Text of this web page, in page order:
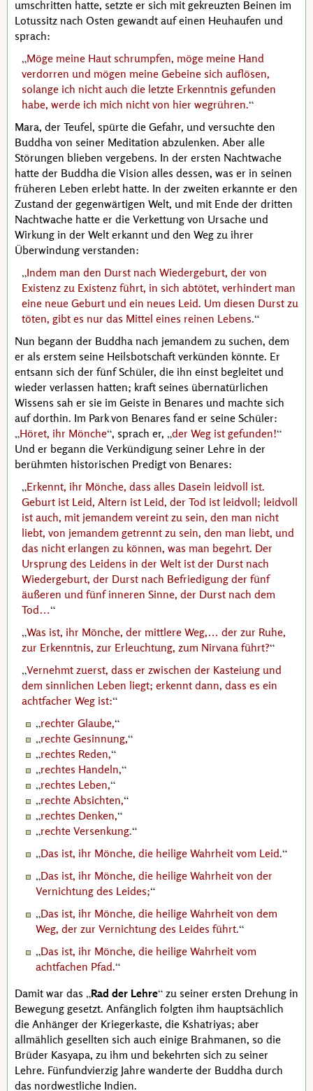
umschritten hatte, setzte er sich mit gekreuzten Beinen im
Lotussitz nach Osten gewandt auf einen Heuhaufen und
sprach:
Möge meine Haut schrumpfen, möge meine Hand
verdorren und mögen meine Gebeine sich auflösen,
solange ich nicht auch die letzte Erkenntnis gefunden
habe, werde ich mich nicht von hier wegrühren.
Mara, der Teufel, spürte die Gefahr, und versuchte den
Buddha von seiner Meditation abzulenken. Aber alle
Störungen blieben vergebens. In der ersten Nachtwache
hatte der Buddha die Vision alles dessen, was er in seinen
früheren Leben erlebt hatte. In der zweiten erkannte er den
Zustand der gegenwärtigen Welt, und mit Ende der dritten
Nachtwache hatte er die Verkettung von Ursache und
Wirkung in der Welt erkannt und den Weg zu ihrer
Überwindung verstanden:
Indem man den Durst nach Wiedergeburt, der von
Existenz zu Existenz führt, in sich abtötet, verhindert man
eine neue Geburt und ein neues Leid. Um diesen Durst zu
töten, gibt es nur das Mittel eines reinen Lebens.
Nun begann der Buddha nach jemandem zu suchen, dem
er als erstem seine Heilsbotschaft verkünden könnte. Er
entsann sich der fünf Schüler, die ihn einst begleitet und
wieder verlassen hatten; kraft seines übernatürlichen
Wissens sah er sie im Geiste in Benares und machte sich
auf dorthin. Im Park von Benares fand er seine Schüler:
Höret, ihr Mönche , sprach er, der Weg ist gefunden!
Und er begann die Verkündigung seiner Lehre in der
berühmten historischen Predigt von Benares:
Erkennt, ihr Mönche, dass alles Dasein leidvoll ist.
Geburt ist Leid, Altern ist Leid, der Tod ist leidvoll; leidvoll
ist auch, mit jemandem vereint zu sein, den man nicht
liebt, von jemandem getrennt zu sein, den man liebt, und
das nicht erlangen zu können, was man begehrt. Der
Ursprung des Leidens in der Welt ist der Durst nach
Wiedergeburt, der Durst nach Befriedigung der fünf
äußeren und fünf inneren Sinne, der Durst nach dem
Tod…
Was ist, ihr Mönche, der mittlere Weg,… der zur Ruhe,
zur Erkenntnis, zur Erleuchtung, zum Nirvana führt?
Vernehmt zuerst, dass er zwischen der Kasteiung und
dem sinnlichen Leben liegt; erkennt dann, dass es ein
achtfacher Weg ist:
rechter Glaube,
rechte Gesinnung,
rechtes Reden,
rechtes Handeln,
rechtes Leben,
rechte Absichten,
rechtes Denken,
rechte Versenkung.
Das ist, ihr Mönche, die heilige Wahrheit vom Leid.
Das ist, ihr Mönche, die heilige Wahrheit von der
Vernichtung des Leides;
Das ist, ihr Mönche, die heilige Wahrheit von dem
Weg, der zur Vernichtung des Leides führt.
Das ist, ihr Mönche, die heilige Wahrheit vom
achtfachen Pfad.
Damit war das
Rad der Lehre zu seiner ersten Drehung in
Bewegung gesetzt. Anfänglich folgten ihm hauptsächlich
die Anhänger der Kriegerkaste, die Kshatriyas; aber
allmählich gesellten sich auch einige Brahmanen, so die
Brüder Kasyapa, zu ihm und bekehrten sich zu seiner
Lehre. Fünfundvierzig Jahre wanderte der Buddha durch
das nordwestliche Indien.